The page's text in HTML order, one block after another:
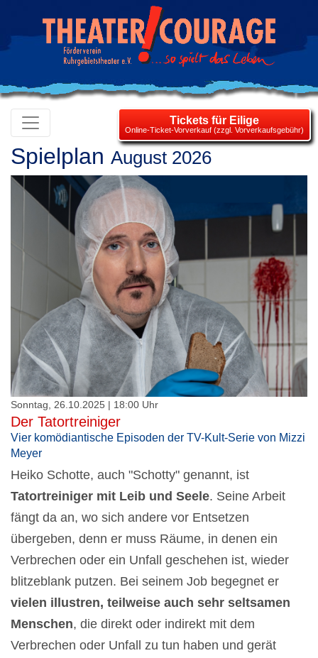
Tickets für Eilige
Online-Ticket-Vorverkauf (zzgl. Vorverkaufsgebühr)
Spielplan August 2026
Sonntag, 26.10.2025 | 18:00 Uhr
Der Tatortreiniger
Vier komödiantische Episoden der TV-Kult-Serie von Mizzi
Meyer
Heiko Schotte, auch "Schotty" genannt, ist
Tatortreiniger mit Leib und Seele. Seine Arbeit
fängt da an, wo sich andere vor Entsetzen
übergeben, denn er muss Räume, in denen ein
Verbrechen oder ein Unfall geschehen ist, wieder
blitzeblank putzen. Bei seinem Job begegnet er
vielen illustren, teilweise auch sehr seltsamen
Menschen, die direkt oder indirekt mit dem
Verbrechen oder Unfall zu tun haben und gerät